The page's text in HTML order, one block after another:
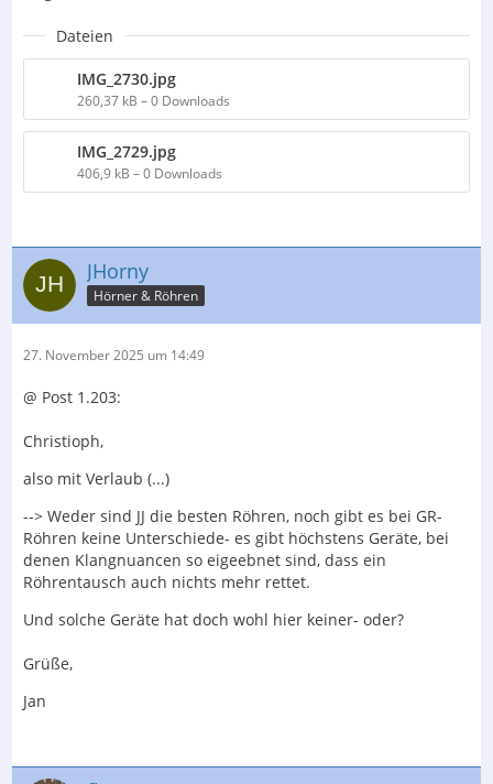
Schönes Wochenende
Jörg
Der Inhalt kann nicht angezeigt werden, da Sie
keine Berechtigung haben, diesen Inhalt zu sehen.
Dateien
IMG_2730.jpg
260,37 kB – 0 Downloads
IMG_2729.jpg
406,9 kB – 0 Downloads
JHorny
Hörner & Röhren
27. November 2025 um 14:49
@ Post 1.203:
Christioph,
also mit Verlaub (...)
--> Weder sind JJ die besten Röhren, noch gibt es bei GR-
Röhren keine Unterschiede- es gibt höchstens Geräte, bei
denen Klangnuancen so eigeebnet sind, dass ein
Röhrentausch auch nichts mehr rettet.
Und solche Geräte hat doch wohl hier keiner- oder?
Grüße,
Jan